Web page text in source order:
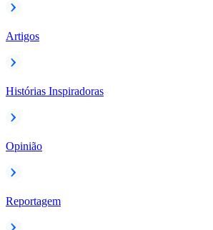
Artigos
Histórias Inspiradoras
Opinião
Reportagem